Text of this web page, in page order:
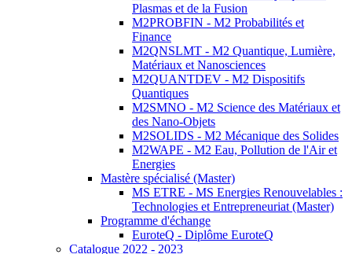
Plasmas et de la Fusion
M2PROBFIN - M2 Probabilités et
Finance
M2QNSLMT - M2 Quantique, Lumière,
Matériaux et Nanosciences
M2QUANTDEV - M2 Dispositifs
Quantiques
M2SMNO - M2 Science des Matériaux et
des Nano-Objets
M2SOLIDS - M2 Mécanique des Solides
M2WAPE - M2 Eau, Pollution de l'Air et
Energies
Mastère spécialisé (Master)
MS ETRE - MS Energies Renouvelables :
Technologies et Entrepreneuriat (Master)
Programme d'échange
EuroteQ - Diplôme EuroteQ
Catalogue 2022 - 2023